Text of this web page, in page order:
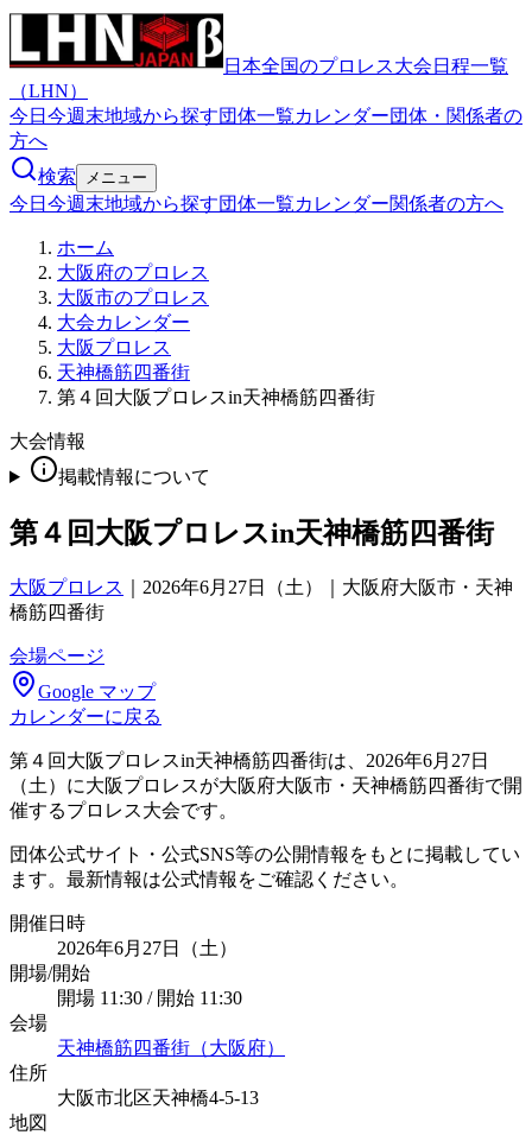
日本全国のプロレス大会日程一覧
（LHN）
今日 今週末地域から探す団体一覧カレンダー団体・関係者の
方へ
検索
メニュー
今日 今週末地域から探す団体一覧カレンダー関係者の方へ
ホーム
大阪府のプロレス
大阪市のプロレス
大会カレンダー
大阪プロレス
天神橋筋四番街
第４回大阪プロレスin天神橋筋四番街
大会情報
掲載情報について
第４回大阪プロレスin天神橋筋四番街
大阪プロレス
2026年6月27日（土）｜大阪府大阪市・天神
橋筋四番街
会場ページ
Google マップ
カレンダーに戻る
第４回大阪プロレスin天神橋筋四番街は、2026年6月27日
（土）に大阪プロレスが大阪府大阪市・天神橋筋四番街で開
催するプロレス大会です。
団体公式サイト・公式SNS等の公開情報をもとに掲載してい
ます。最新情報は公式情報をご確認ください。
開催日時
2026年6月27日（土）
開場/開始
開場 11:30 / 開始 11:30
会場
天神橋筋四番街（大阪府）
住所
大阪市北区天神橋4-5-13
地図